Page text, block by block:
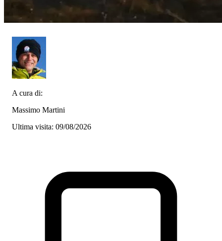
A cura di:
Massimo Martini
Ultima visita: 09/08/2026